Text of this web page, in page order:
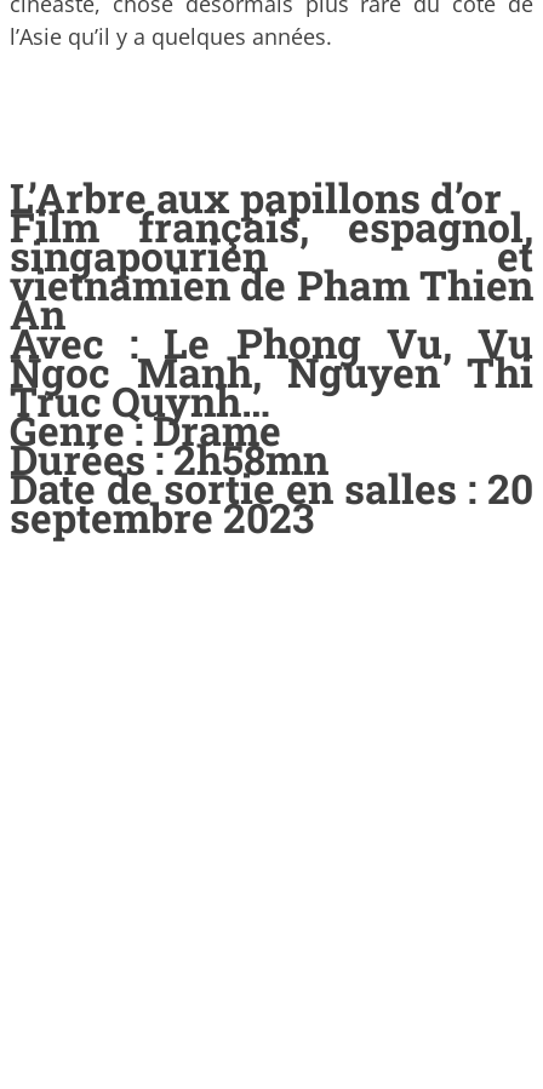
l’Asie qu’il y a quelques années.
L’Arbre aux papillons d’or
Film français, espagnol,
singapourien et
vietnamien de Pham Thien
An
Avec : Le Phong Vu, Vu
Ngoc Manh, Nguyen Thi
Truc Quynh…
Genre : Drame
Durées : 2h58mn
Date de sortie en salles : 20
septembre 2023